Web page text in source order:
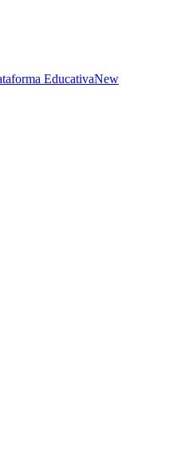
EducativaNew